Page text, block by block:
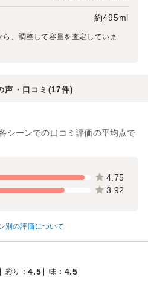
約495ml
、調整して容量を査定していま
声・口コミ(17件)
シーンでの口コミ評価の平均点で
4.75
3.92
別の評価について
彩り ：4.5 味 ： 4.5